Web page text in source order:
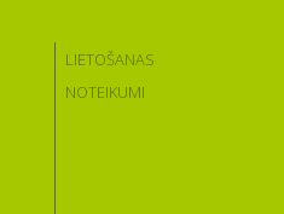
LIETOŠANAS
NOTEIKUMI